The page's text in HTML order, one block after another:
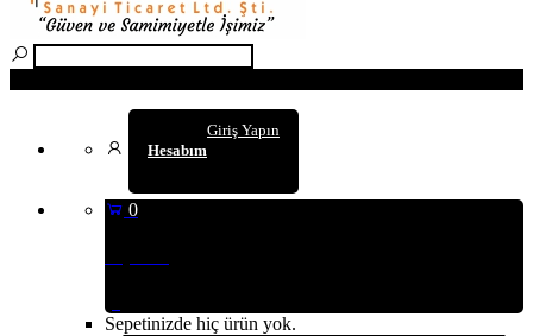
Hesabım
Giriş Yapın
0
Sepetinizde hiç ürün yok.